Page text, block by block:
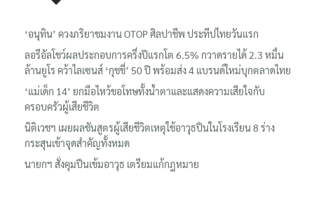
‘อนุทิน’ ควงภริยาชมงาน OTOP ศิลปาชีพ ประทีปไทยวันแรก
ลอรีอัลโชว์ผลประกอบการครึ่งปีแรกโต 6.5% กวาดรายได้ 2.3 หมื่น
ล้านยูโร คว้าไลเซนส์ ‘กุชชี่’ 50 ปี พร้อมส่ง 4 แบรนด์ใหม่บุกตลาดไทย
‘แม่เด็ก 14’ ยกมือไหว้ขอโทษทั้งน้ำตาและแสดงความเสียใจกับ
ครอบครัวผู้เสียชีวิต
นิติเวชฯ เผยผลชันสูตรผู้เสียชีวิตเหตุใช้อาวุธปืนในโรงเรียน 8 ร่าง
กระสุนเข้าจุดสำคัญทั้งหมด
นายกฯ สั่งคุมปืนเข้มอาวุธ เตรียมแก้กฎหมาย